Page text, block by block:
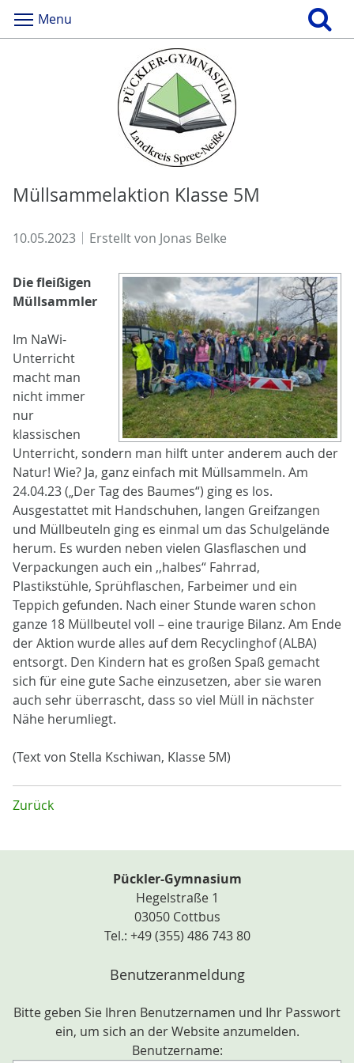
Menu
Müllsammelaktion Klasse 5M
10.05.2023 Erstellt von Jonas Belke
Die fleißigen
Müllsammler
Im NaWi-
Unterricht
macht man
nicht immer
nur
klassischen
Unterricht, sondern man hilft unter anderem auch der
Natur! Wie? Ja, ganz einfach mit Müllsammeln. Am
24.04.23 („Der Tag des Baumes“) ging es los.
Ausgestattet mit Handschuhen, langen Greifzangen
und Müllbeuteln ging es einmal um das Schulgelände
herum. Es wurden neben vielen Glasflaschen und
Verpackungen auch ein ,,halbes“ Fahrrad,
Plastikstühle, Sprühflaschen, Farbeimer und ein
Teppich gefunden. Nach einer Stunde waren schon
ganze 18 Müllbeutel voll – eine traurige Bilanz. Am Ende
der Aktion wurde alles auf dem Recyclinghof (ALBA)
entsorgt. Den Kindern hat es großen Spaß gemacht
sich für eine gute Sache einzusetzen, aber sie waren
auch sehr überrascht, dass so viel Müll in nächster
Nähe herumliegt.
(Text von Stella Kschiwan, Klasse 5M)
Zurück
Pückler-Gymnasium
Hegelstraße 1
03050 Cottbus
Tel.: +49 (355) 486 743 80
Benutzeranmeldung
Bitte geben Sie Ihren Benutzernamen und Ihr Passwort
ein, um sich an der Website anzumelden.
Benutzername: